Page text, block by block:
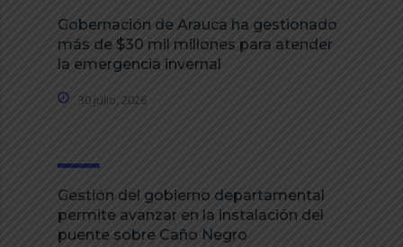
Gobernación de Arauca ha gestionado
más de $30 mil millones para atender
la emergencia invernal
30 julio, 2026
Gestión del gobierno departamental
permite avanzar en la instalación del
puente sobre Caño Negro